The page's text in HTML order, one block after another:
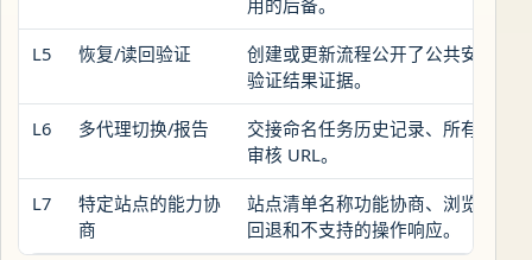
L5 恢复/读回验证
创建或更新流程公开了公共安全的
验证结果证据。
L6 多代理切换/报告
交接命名任务历史记录、所有者、
审核 URL。
L7
特定站点的能力协
商
站点清单名称功能协商、浏览器回
回退和不支持的操作响应。